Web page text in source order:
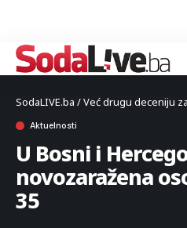
SodaLIVE.ba / Već drugu deceniju
Aktuelnosti
U Bosni i
novozaražena
35